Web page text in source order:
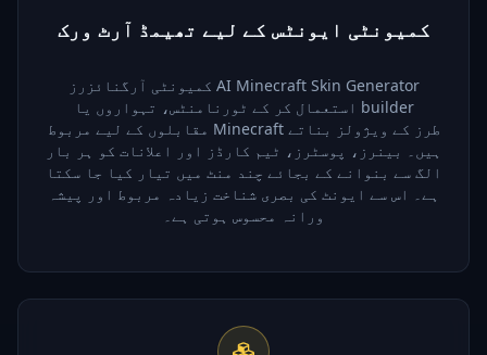
کمیونٹی ایونٹس کے لیے تھیمڈ آرٹ ورک
کمیونٹی آرگنائزرز AI Minecraft Skin Generator
استعمال کر کے ٹورنامنٹس، تہواروں یا builder
مقابلوں کے لیے مربوط Minecraft طرز کے ویژولز بناتے
ہیں۔ بینرز، پوسٹرز، ٹیم کارڈز اور اعلانات کو ہر بار
الگ سے بنوانے کے بجائے چند منٹ میں تیار کیا جا سکتا
ہے۔ اس سے ایونٹ کی بصری شناخت زیادہ مربوط اور پیشہ
ورانہ محسوس ہوتی ہے۔